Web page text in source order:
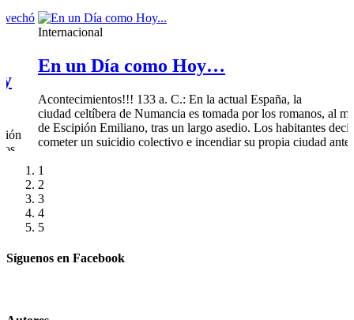
Internacional
En un Día como Hoy…
Acontecimientos!!! 133 a. C.: En la actual España, la
ciudad celtíbera de Numancia es tomada por los romanos, al
de Escipión Emiliano, tras un largo asedio. Los habitantes
cometer un suicidio colectivo e incendiar su propia ciudad
1
2
3
4
5
Síguenos en Facebook